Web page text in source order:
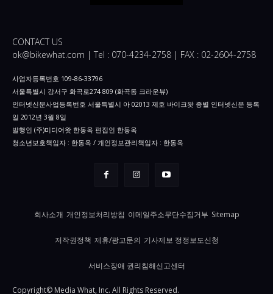
CONTACT US
ok@bikewhat.com | Tel : 070-4234-2758 | FAX : 02-2604-2758
사업자등록번호 109-86-33796
서울특별시 강서구 화곡로274 809 (화곡동 크라운뷰)
인터넷신문사업등록번호 서울특별시 아 02013 제호 바이크왓 종별 인터넷신문 등록
일 2012년 3월 8일
발행인 (주)미디어왓 한동옥 편집인 한동옥
청소년보호책임자 : 한동옥 / 개인정보관리책임자 : 한동옥
회사소개 개인정보처리방침 이메일주소무단수집거부 Sitemap
저작권정책 제휴/광고문의 기사제보 정정보도신청
서비스장애 권리침해신고센터
Copyright© Media What, Inc. All Rights Reserved.